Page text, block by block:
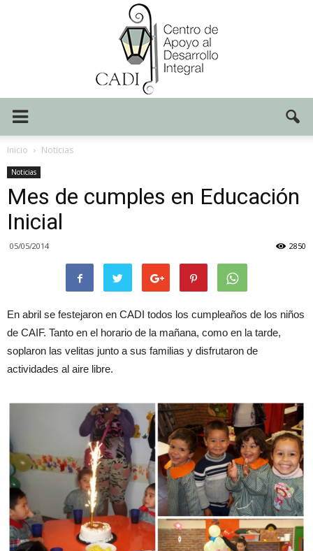
CADI
Inicio Noticias
Noticias
Mes de cumples en Educación
Inicial
05/05/2014 2850
En abril se festejaron en CADI todos los cumpleaños de los niños
de CAIF. Tanto en el horario de la mañana, como en la tarde,
soplaron las velitas junto a sus familias y disfrutaron de
actividades al aire libre.